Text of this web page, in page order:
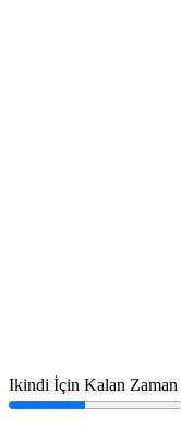
Ikindi İçin Kalan Zaman